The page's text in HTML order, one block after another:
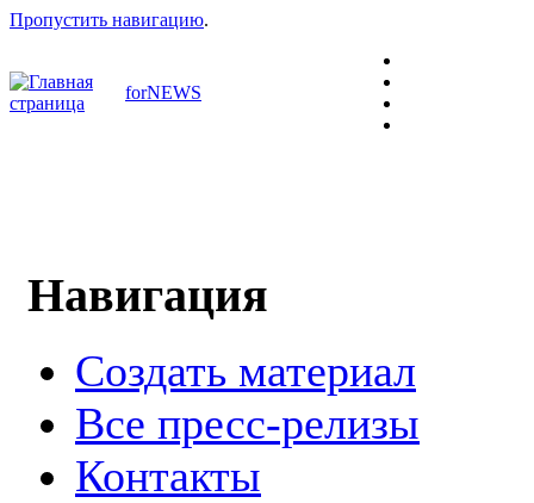
Пропустить навигацию.
forNEWS
Навигация
Создать материал
Все пресс-релизы
Контакты